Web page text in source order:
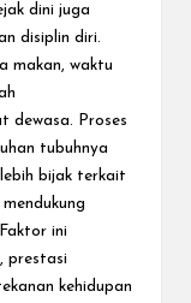
dini juga
disiplin diri.
makan, waktu
dewasa. Proses
tubuhnya
bijak terkait
ini
prestasi
kehidupan